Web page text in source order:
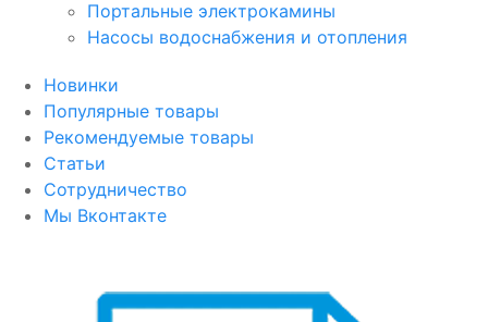
Портальные электрокамины
Насосы водоснабжения и отопления
Новинки
Популярные товары
Рекомендуемые товары
Статьи
Сотрудничество
Мы Вконтакте